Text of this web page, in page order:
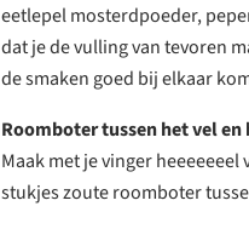
eetlepel mosterdpoeder,
dat je de vulling van tevoren
de smaken goed bij elkaar
Roomboter tussen het vel en
Maak met je vinger
stukjes zoute roomboter